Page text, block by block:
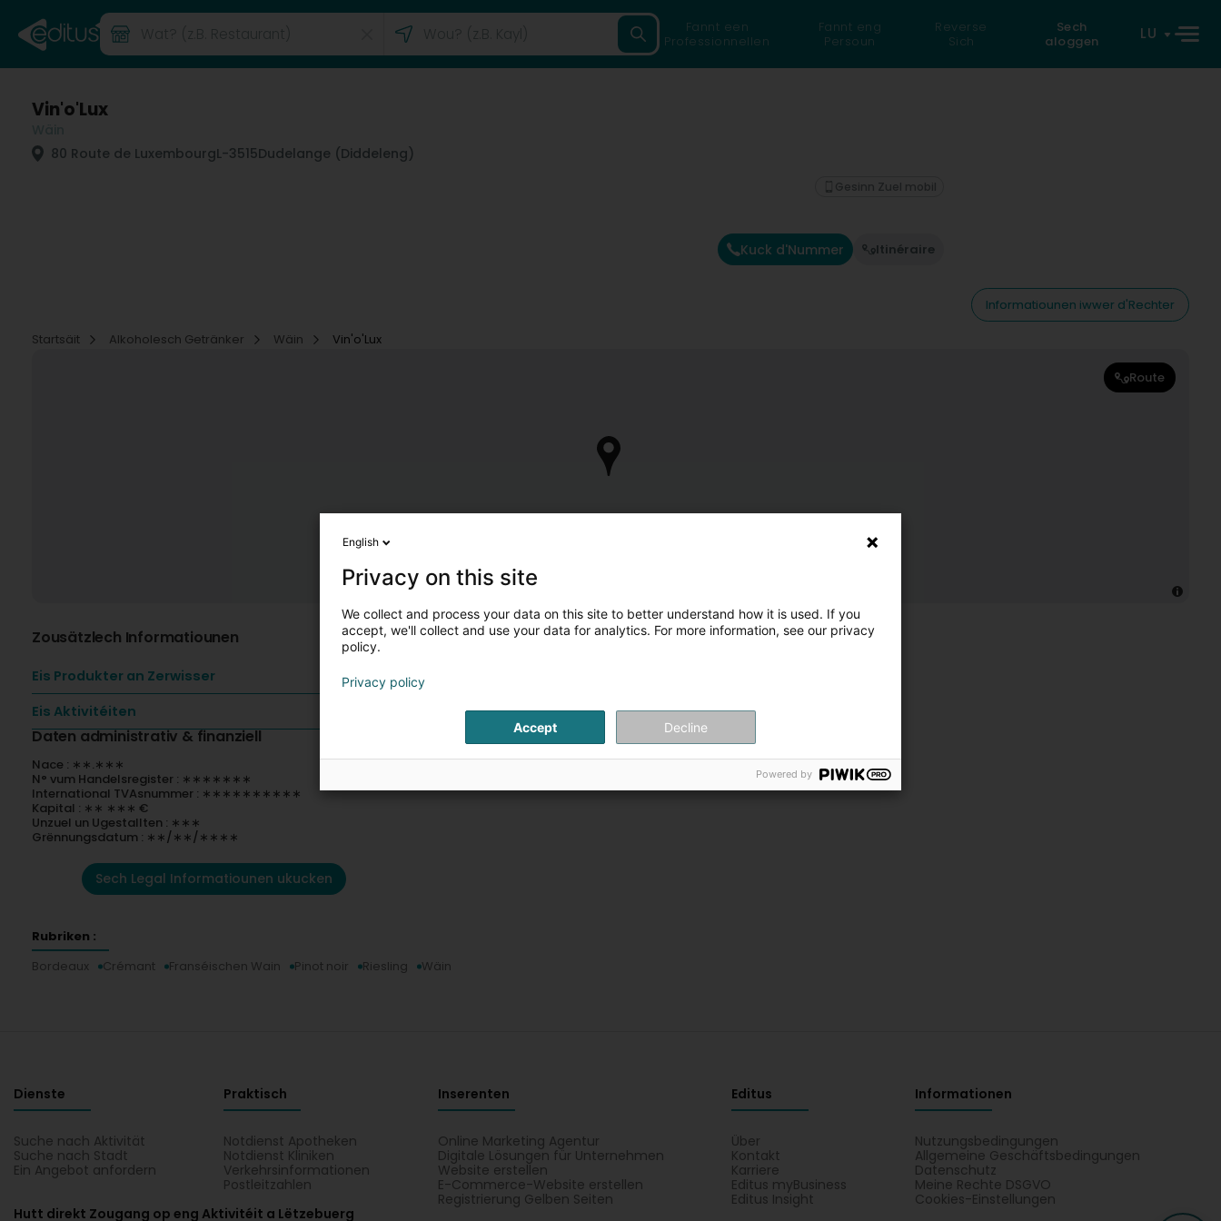
Fannt een
Professionnellen
Fannt eng
Persoun
Reverse
Sich
Sech
aloggen
LU
Vin'o'Lux
80 Route de LuxembourgL-3515Dudelange (Diddeleng)
Kuck d'Nummer Itinéraire
Gesinn Zuel mobil
Informatiounen iwwer d'Rechter
Startsäit
Alkoholesch Getränker Wäin Vin'o'Lux
Route
Zousätzlech Informatiounen
Eis Produkter an Zerwisser
Eis Aktivitéiten
Daten administrativ & finanziell
Nace : ∗∗.∗∗∗
N° vum Handelsregister : ∗∗∗∗∗∗∗
International TVAsnummer : ∗∗∗∗∗∗∗∗∗∗
Kapital : ∗∗ ∗∗∗ €
Unzuel un Ugestallten : ∗∗∗
Grënnungsdatum : ∗∗/∗∗/∗∗∗∗
Sech Legal Informatiounen ukucken
Rubriken :
Bordeaux
Crémant Franséischen Wain Pinot noir Riesling Wäin
Dienste
Suche nach Aktivität
Suche nach Stadt
Ein Angebot anfordern
Praktisch
Notdienst Apotheken
Notdienst Kliniken
Verkehrsinformationen
Postleitzahlen
Inserenten
Online Marketing Agentur
Digitale Lösungen für Unternehmen
Website erstellen
E-Commerce-Website erstellen
Registrierung Gelben Seiten
Editus
Über
Kontakt
Karriere
Editus myBusiness
Editus Insight
Informationen
Nutzungsbedingungen
Allgemeine Geschäftsbedingungen
Datenschutz
Meine Rechte DSGVO
Cookies-Einstellungen
Hutt direkt Zougang op eng Aktivitéit a Lëtzebuerg
English
Privacy on this site
We collect and process your data on this site to better understand how it is used. If you
accept, we'll collect and use your data for analytics. For more information, see our privacy
policy.
Privacy policy
Accept Decline
Powered by